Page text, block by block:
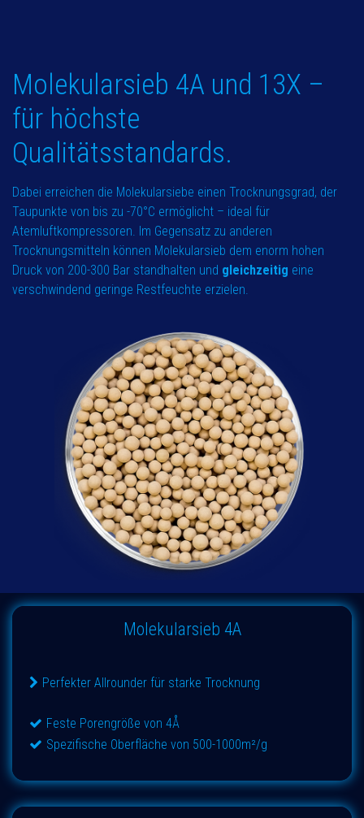
Molekularsieb 4A und 13X –
für höchste
Qualitätsstandards.
Dabei erreichen die Molekularsiebe einen Trocknungsgrad, der
Taupunkte von bis zu -70°C ermöglicht – ideal für
Atemluftkompressoren. Im Gegensatz zu anderen
Trocknungsmitteln können Molekularsieb dem enorm hohen
Druck von 200-300 Bar standhalten und gleichzeitig eine
verschwindend geringe Restfeuchte erzielen.
Molekularsieb 4A
Perfekter Allrounder für starke Trocknung
Feste Porengröße von 4Å
Spezifische Oberfläche von 500-1000m²/g